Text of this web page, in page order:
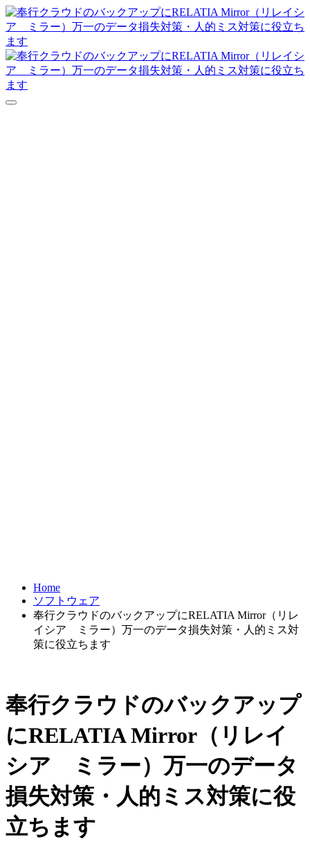
Home
ソフトウェア
奉行クラウドのバックアップにRELATIA Mirror（リレ
イシア ミラー）万一のデータ損失対策・人的ミス対
策に役立ちます
奉行クラウドのバックアップ
にRELATIA Mirror（リレイ
シア ミラー）万一のデータ
損失対策・人的ミス対策に役
立ちます